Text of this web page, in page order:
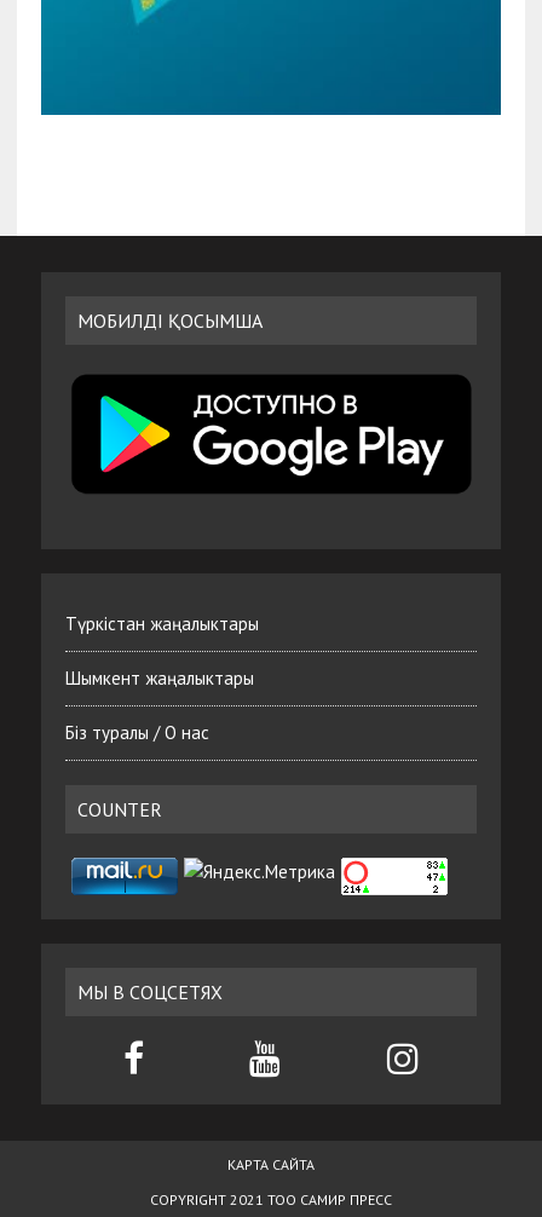
МОБИЛДІ ҚОСЫМША
Түркістан жаңалыктары
Шымкент жаңалыктары
Біз туралы / О нас
COUNTER
МЫ В СОЦСЕТЯХ
КАРТА САЙТА
COPYRIGHT 2021 ТОО САМИР ПРЕСС